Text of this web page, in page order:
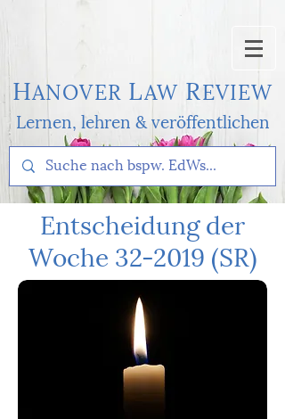
HANOVER LAWREVIEW
Lernen, lehren & veröffentlichen
Entscheidung der
Woche 32-2019 (SR)